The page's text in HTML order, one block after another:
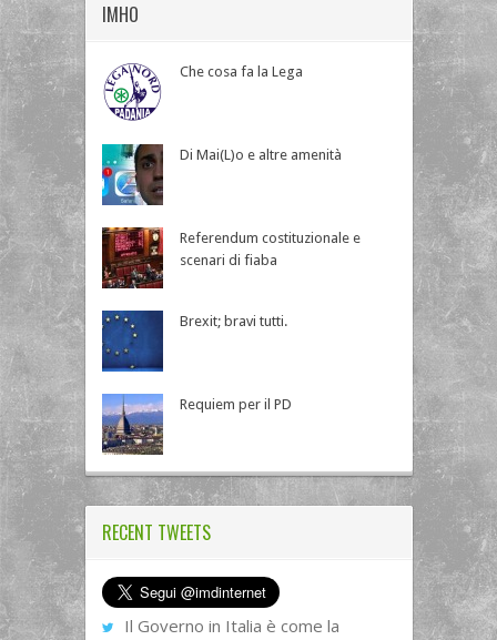
IMHO
Che cosa fa la Lega
Di Mai(L)o e altre amenità
Referendum costituzionale e
scenari di fiaba
Brexit; bravi tutti.
Requiem per il PD
RECENT TWEETS
Il Governo in Italia è come la